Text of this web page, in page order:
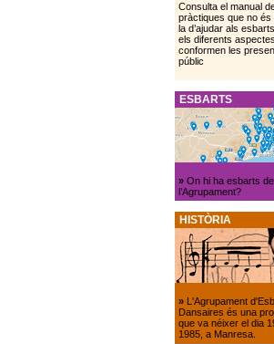
Consulta el manual
pràctiques que no és
la d’ajudar als
els diferents
conformen les
públic
ESBARTS
»On hi ha esbarts de
l’Agrupament?
HISTÒRIA
» L'Agrupament
Dansaires és una
que va néixer el dia
1985, a Manresa.